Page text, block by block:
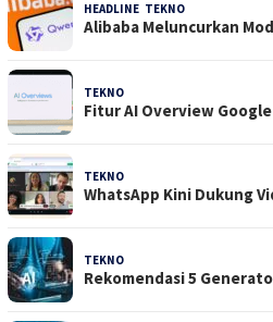
HEADLINE TEKNO
Alibaba Meluncurkan
TEKNO
Fitur AI Overview
TEKNO
WhatsApp Kini Dukung
TEKNO
Rekomendasi 5